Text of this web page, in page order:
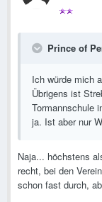
Prince of
Ich würde mich
Übrigens ist
Tormannschule
ja. Ist aber nur
Naja... höchstens
recht, bei den
schon fast durch,